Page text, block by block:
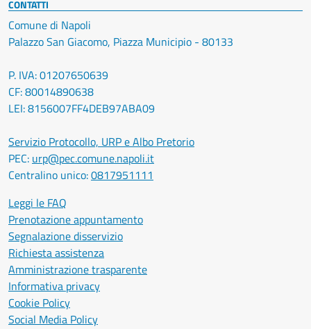
CONTATTI
Comune di Napoli
Palazzo San Giacomo, Piazza Municipio - 80133
P. IVA: 01207650639
CF: 80014890638
LEI: 8156007FF4DEB97ABA09
Servizio Protocollo, URP e Albo Pretorio
PEC: urp@pec.comune.napoli.it
Centralino unico:0817951111
Leggi le FAQ
Prenotazione appuntamento
Segnalazione disservizio
Richiesta assistenza
Amministrazione trasparente
Informativa privacy
Cookie Policy
Social Media Policy